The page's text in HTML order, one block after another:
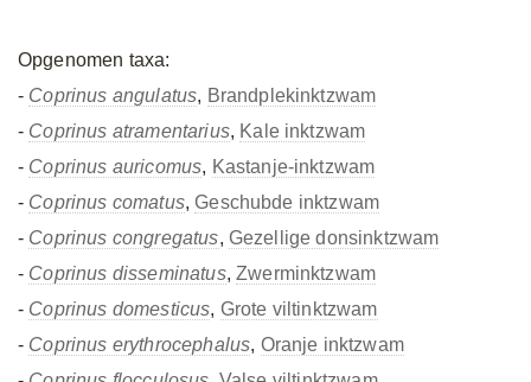
Opgenomen taxa:
- Coprinus angulatus, Brandplekinktzwam
- Coprinus atramentarius, Kale inktzwam
- Coprinus auricomus, Kastanje-inktzwam
- Coprinus comatus,Geschubde inktzwam
- Coprinus congregatus, Gezellige donsinktzwam
- Coprinus disseminatus,Zwerminktzwam
- Coprinus domesticus, Grote viltinktzwam
- Coprinus erythrocephalus, Oranje inktzwam